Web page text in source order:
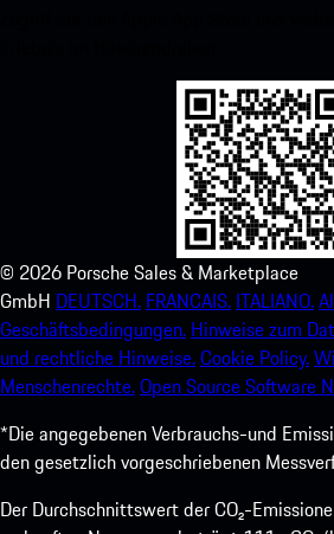
© 2026 Porsche Sales & Marketplace
GmbH DEUTSCH. FRANCAIS. ITALIANO.
Geschäftsbedingungen. Hinweise zum
und rechtliche Hinweise.Cookie Policy.
Menschenrechte.Open Source Software
*Die angegebenen Verbrauchs-und
den gesetzlich vorgeschriebenen
Der Durchschnittswert der CO₂-